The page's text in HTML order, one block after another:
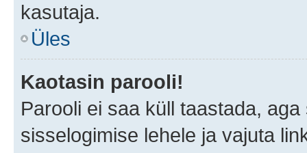
kasutaja.
Üles
Kaotasin parooli!
Parooli ei saa küll taastada,
sisselogimise lehele ja vajuta